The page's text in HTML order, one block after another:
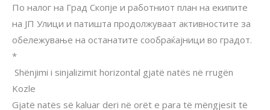
По налог на Град Скопје и работниот план на екипите
на ЈП Улици и патишта продолжуваат активностите за
обележување на останатите сообраќајници во градот.
*
Shënjimi i sinjalizimit horizontal gjatë natës në rrugën
Kozle
Gjatë natës së kaluar deri në orët e para të mëngjesit të